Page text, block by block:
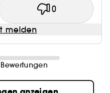
0
melden